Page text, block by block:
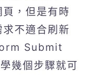
，但是有時
不適合刷新
Submit
幾個步驟就可